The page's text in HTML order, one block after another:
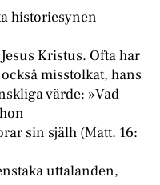
historiesynen
Kristus. Ofta har
misstolkat, hans
värde: »Vad
sin själh (Matt. 16:
uttalanden,